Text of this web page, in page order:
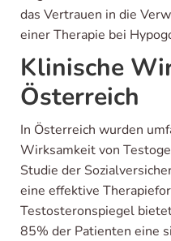
das Vertrauen in die
einer Therapie bei
Klinische
Österreich
In Österreich wurden
Wirksamkeit von
Studie der
eine effektive
Testosteronspiegel
85% der Patienten eine